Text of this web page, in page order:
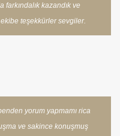
farkındalık kazandık ve
teşekkürler sevgiler.
yorum yapmamı rica
ve sakince konuşmuş